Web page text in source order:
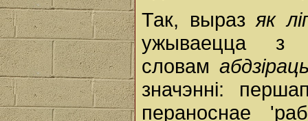
Так, выраз як
ужываецца з
словам
значэнні:
пераноснае